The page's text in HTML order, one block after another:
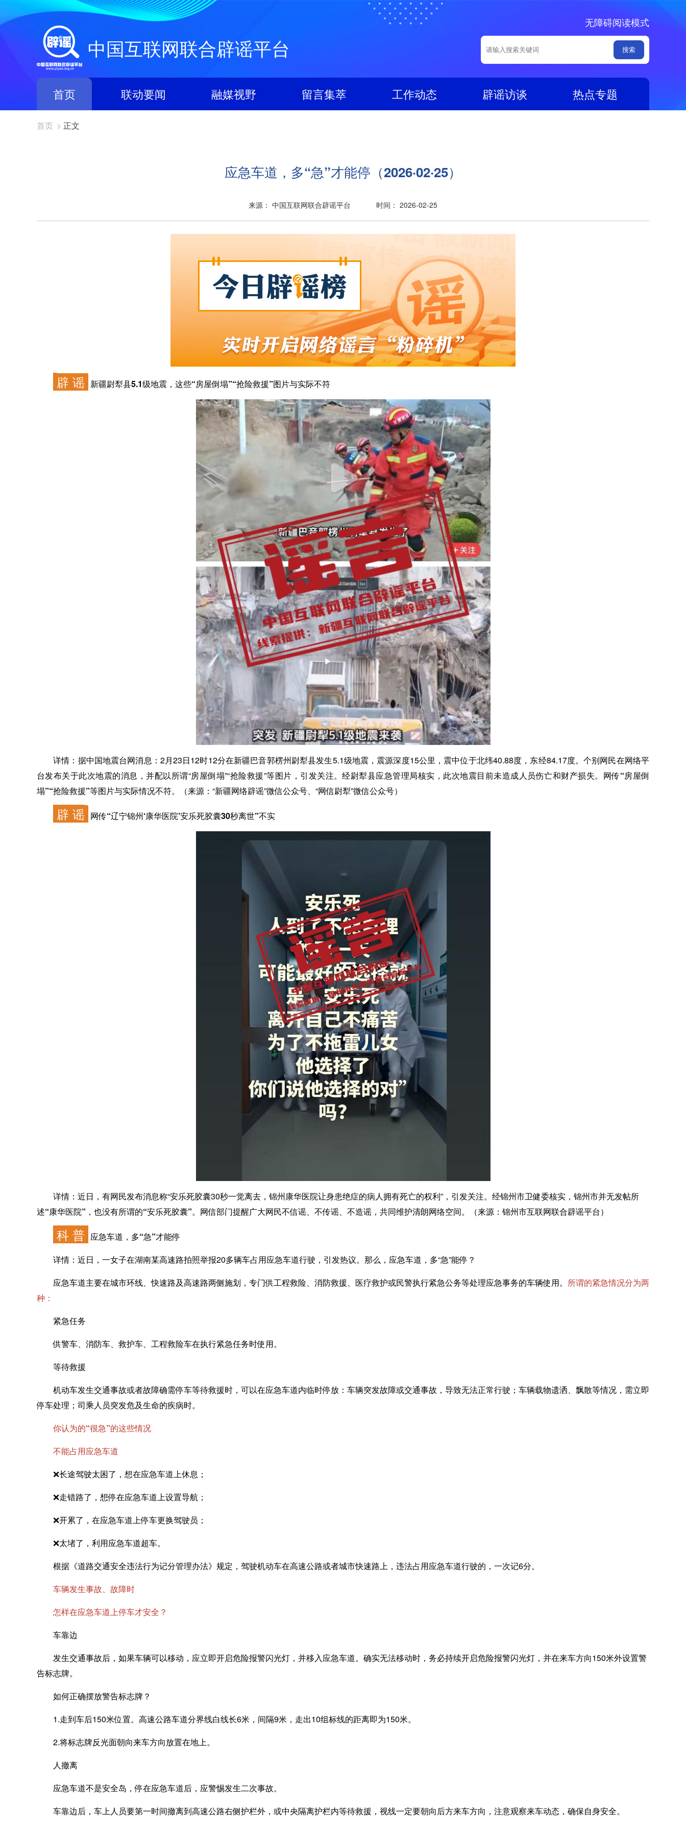
无障碍阅读模式
中国互联网联合辟谣平台
首页 联动要闻 融媒视野 留言集萃 工作动态 辟谣访谈 热点专题
首页 > 正文
应急车道，多“急”才能停（2026·02·25）
来源： 中国互联网联合辟谣平台 时间： 2026-02-25
辟 谣 新疆尉犁县5.1级地震，这些“房屋倒塌”“抢险救援”图片与实际不符
详情： 据中国地震台网消息：2月23日12时12分在新疆巴音郭楞州尉犁县发生5.1级地震，震源深度15公里，震中位于北纬40.88度，东经84.17度。个别网民在网络平
台发布关于此次地震的消息，并配以所谓“房屋倒塌”“抢险救援”等图片，引发关注。经尉犁县应急管理局核实， 此次地震目前未造成人员伤亡和财产损失。网传“房屋倒
塌”“抢险救援”等图片与实际情况不符。
（来源：“新疆网络辟谣”微信公众号、“网信尉犁”微信公众号）
辟 谣 网传“辽宁锦州‘康华医院’安乐死胶囊30秒离世”不实
详情： 近日，有网民发布消息称“安乐死胶囊30秒一觉离去，锦州康华医院让身患绝症的病人拥有死亡的权利”，引发关注。经锦州市卫健委核实， 锦州市并无发帖所
述“康华医院”，也没有所谓的“安乐死胶囊”。 网信部门提醒广大网民不信谣、不传谣、不造谣，共同维护清朗网络空间。（来源：锦州市互联网联合辟谣平台）
科 普 应急车道，多“急”才能停
详情： 近日，一女子在湖南某高速路拍照举报20多辆车占用应急车道行驶，引发热议。那么，应急车道，多“急”能停？
应急车道主要在城市环线、快速路及高速路两侧施划，专门供工程救险、消防救援、医疗救护或民警执行紧急公务等处理应急事务的车辆使用。 所谓的紧急情况分为两
种：
紧急任务
供警车、消防车、救护车、工程救险车在执行紧急任务时使用。
等待救援
机动车发生交通事故或者故障确需停车等待救援时，可以在应急车道内临时停放：车辆突发故障或交通事故，导致无法正常行驶；车辆载物遗洒、飘散等情况，需立即
停车处理；司乘人员突发危及生命的疾病时。
你认为的“很急”的这些情况
不能占用应急车道
❌长途驾驶太困了，想在应急车道上休息；
❌走错路了，想停在应急车道上设置导航；
❌开累了，在应急车道上停车更换驾驶员；
❌太堵了，利用应急车道超车。
根据《道路交通安全违法行为记分管理办法》规定，驾驶机动车在高速公路或者城市快速路上，违法占用应急车道行驶的，一次记6分。
车辆发生事故、故障时
怎样在应急车道上停车才安全？
车靠边
发生交通事故后，如果车辆可以移动，应立即开启危险报警闪光灯，并移入应急车道。确实无法移动时，务必持续开启危险报警闪光灯，并在来车方向150米外设置警
告标志牌。
如何正确摆放警告标志牌？
1.走到车后150米位置。高速公路车道分界线白线长6米，间隔9米，走出10组标线的距离即为150米。
2.将标志牌反光面朝向来车方向放置在地上。
人撤离
应急车道不是安全岛，停在应急车道后，应警惕发生二次事故。
车靠边后，车上人员要第一时间撤离到高速公路右侧护栏外，或中央隔离护栏内等待救援，视线一定要朝向后方来车方向，注意观察来车动态，确保自身安全。